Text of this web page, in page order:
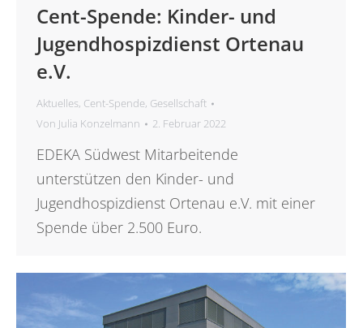
Cent-Spende: Kinder- und
Jugendhospizdienst Ortenau
e.V.
Aktuelles, Cent-Spende, Gesellschaft
Von Julia Konzelmann 2. Februar 2022
EDEKA Südwest Mitarbeitende
unterstützen den Kinder- und
Jugendhospizdienst Ortenau e.V. mit einer
Spende über 2.500 Euro.